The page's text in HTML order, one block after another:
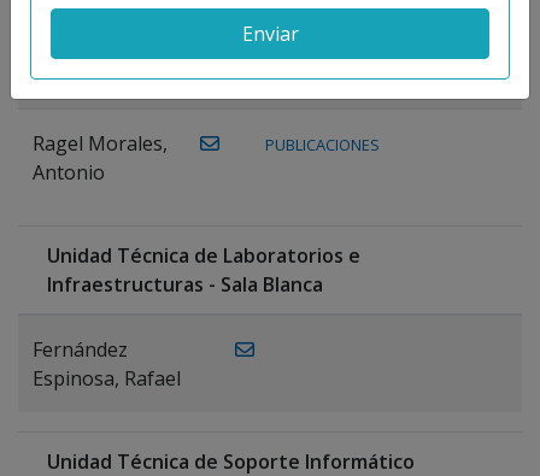
Moreno
Rocío
Ragel Morales,
Antonio
PUBLICACIONES
Unidad Técnica de Laboratorios e
Infraestructuras - Sala Blanca
Fernández
Espinosa, Rafael
Unidad Técnica de Soporte Informático